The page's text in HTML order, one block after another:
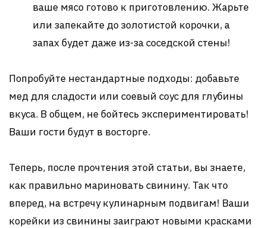
ваше мясо готово к приготовлению. Жарьте
или запекайте до золотистой корочки, а
запах будет даже из-за соседской стены!
Попробуйте нестандартные подходы: добавьте
мед для сладости или соевый соус для глубины
вкуса. В общем, не бойтесь экспериментировать!
Ваши гости будут в восторге.
Теперь, после прочтения этой статьи, вы знаете,
как правильно мариновать свинину. Так что
вперед, на встречу кулинарным подвигам! Ваши
корейки из свинины заиграют новыми красками